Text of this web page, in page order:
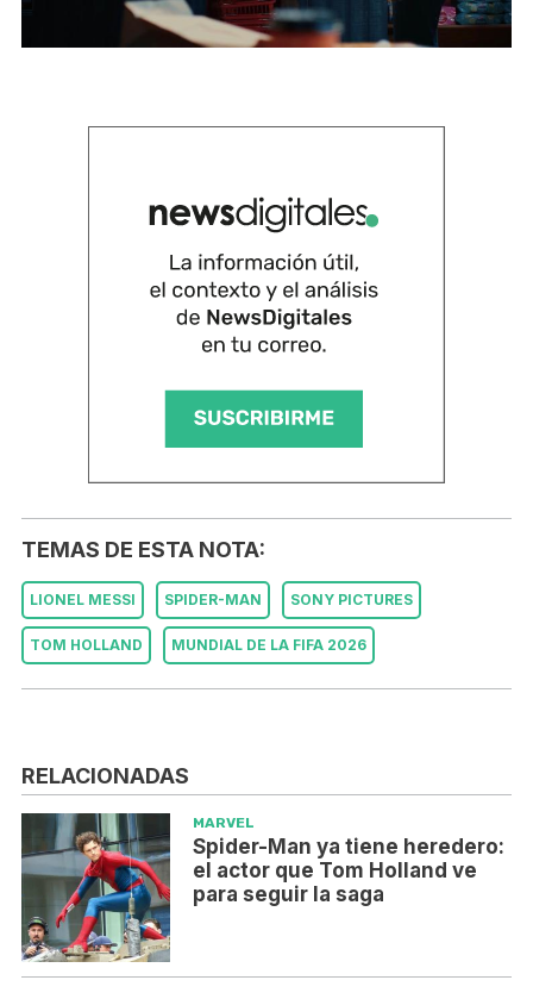
TEMAS DE ESTA NOTA:
LIONEL MESSI SPIDER-MAN SONY PICTURES
TOM HOLLAND MUNDIAL DE LA FIFA 2026
RELACIONADAS
MARVEL
Spider-Man ya tiene heredero:
el actor que Tom Holland ve
para seguir la saga